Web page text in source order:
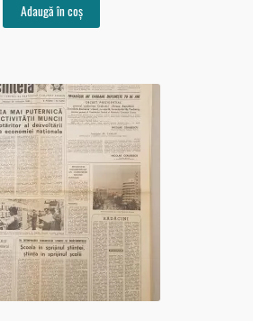
Adaugă în coș